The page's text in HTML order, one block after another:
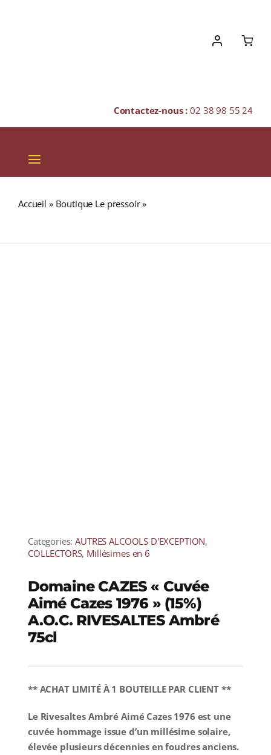
Contactez-nous :02 38 98 55 24
Toggle
Navigation
SPIRITUEUX
Accueil » Boutique Le pressoir»
Categories:AUTRES ALCOOLS D'EXCEPTION,
COLLECTORS, Millésimes en 6
Domaine CAZES « Cuvée
Aimé Cazes 1976 » (15%)
A.O.C. RIVESALTES Ambré
75cl
** ACHAT LIMITÉ À 1 BOUTEILLE PAR CLIENT **
Le Rivesaltes Ambré Aimé Cazes 1976 est une
cuvée hommage issue d’un millésime solaire,
élevée plusieurs décennies en foudres anciens.